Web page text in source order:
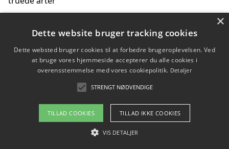
Hvordan kan gaver til unge voksne støtte bevarelsen
Copyright 2026 - Pilanto Aps
Om / kontakt
Blog Betingelser
×
Dette website bruger tracking cookies
Dette websted bruger cookies til at forbedre brugeroplevelsen. Ved
at bruge vores hjemmeside accepterer du alle cookies i
overensstemmelse med vores cookiepolitik. Detaljer
STRENGT NØDVENDIGE
TILLAD COOKIES TILLAD IKKE COOKIES
VIS DETALJER